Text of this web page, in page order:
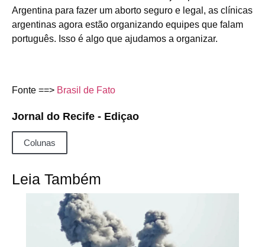
Argentina para fazer um aborto seguro e legal, as clínicas
argentinas agora estão organizando equipes que falam
português. Isso é algo que ajudamos a organizar.
Fonte ==> Brasil de Fato
Jornal do Recife - Ediçao
Colunas
Leia Também